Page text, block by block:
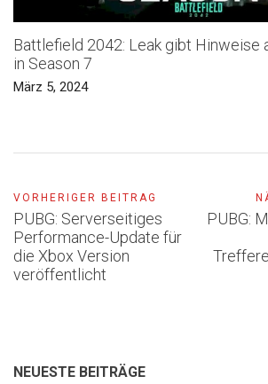
Battlefield 2042: Leak gibt Hinweise
in Season 7
März 5, 2024
VORHERIGER BEITRAG
PUBG: Serverseitiges
Performance-Update für
die Xbox Version
veröffentlicht
PUBG:
NEUESTE BEITRÄGE